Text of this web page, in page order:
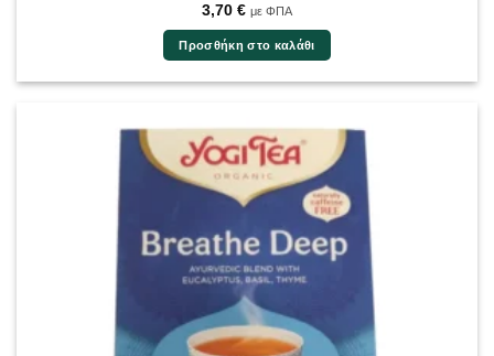
3,70 € με ΦΠΑ
Προσθήκη στο καλάθι